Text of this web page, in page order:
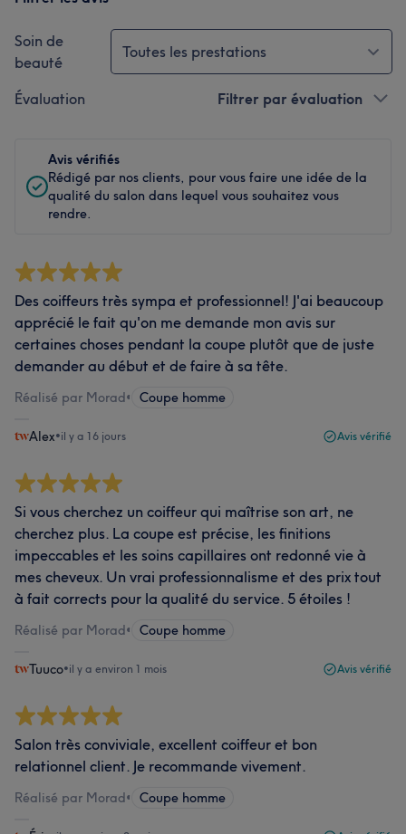
Soin de
beauté
Toutes les prestations
Évaluation Filtrer par évaluation
Avis vérifiés
Rédigé par nos clients, pour vous faire une idée de la
qualité du salon dans lequel vous souhaitez vous
rendre.
Des coiffeurs très sympa et professionnel! J'ai beaucoup
apprécié le fait qu'on me demande mon avis sur
certaines choses pendant la coupe plutôt que de juste
demander au début et de faire à sa tête.
Réalisé par Morad• Coupe homme
Alex•il y a 16 jours Avis vérifié
Si vous cherchez un coiffeur qui maîtrise son art, ne
cherchez plus. La coupe est précise, les finitions
impeccables et les soins capillaires ont redonné vie à
mes cheveux. Un vrai professionnalisme et des prix tout
à fait corrects pour la qualité du service. 5 étoiles !
Réalisé par Morad• Coupe homme
Tuuco•il y a environ 1 mois Avis vérifié
Salon très conviviale, excellent coiffeur et bon
relationnel client. Je recommande vivement.
Réalisé par Morad• Coupe homme